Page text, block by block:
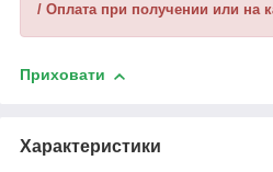
/ Оплата при получении или на
Приховати
Характеристики